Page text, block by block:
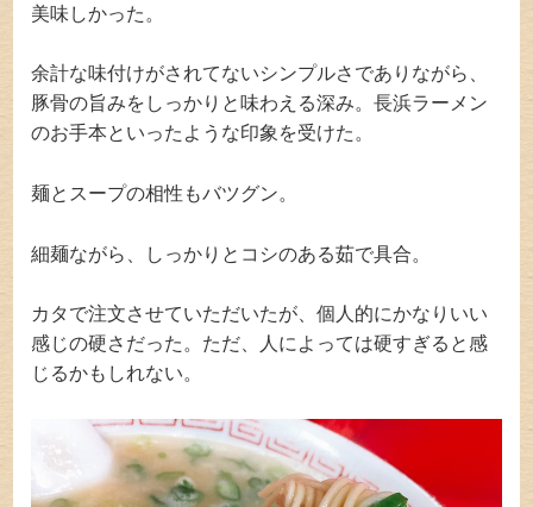
美味しかった。
余計な味付けがされてないシンプルさでありながら、
豚骨の旨みをしっかりと味わえる深み。長浜ラーメン
のお手本といったような印象を受けた。
麺とスープの相性もバツグン。
細麺ながら、しっかりとコシのある茹で具合。
カタで注文させていただいたが、個人的にかなりいい
感じの硬さだった。ただ、人によっては硬すぎると感
じるかもしれない。